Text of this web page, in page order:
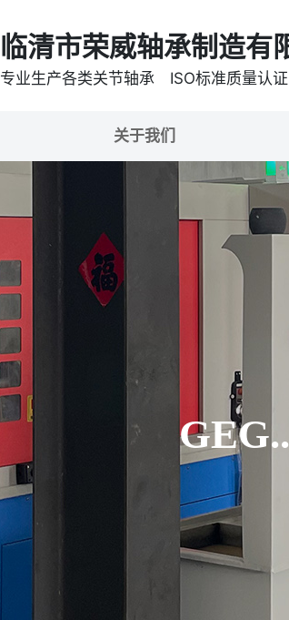
临清市荣威轴承制造有
专业生产各类关节轴承 ISO标准质量认证
关于我们